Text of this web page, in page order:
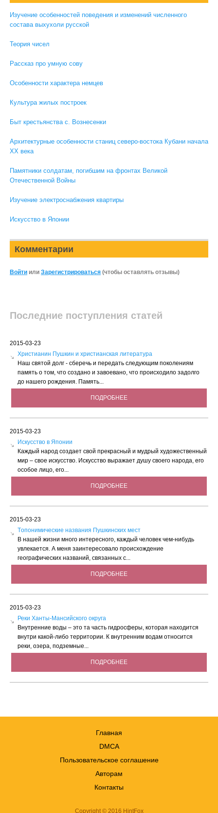
Изучение особенностей поведения и изменений численного
состава выхухоли русской
Теория чисел
Рассказ про умную сову
Особенности характера немцев
Культура жилых построек
Быт крестьянства с. Вознесенки
Архитектурные особенности станиц северо-востока Кубани начала
XX века
Памятники солдатам, погибшим на фронтах Великой
Отечественной Войны
Изучение электроснабжения квартиры
Искусство в Японии
Комментарии
Войти или Зарегистрироваться (чтобы оставлять отзывы)
Последние поступления статей
2015-03-23
Христианин Пушкин и христианская литература
Наш святой долг - сберечь и передать следующим поколениям
память о том, что создано и завоевано, что происходило задолго
до нашего рождения. Память...
ПОДРОБНЕЕ
2015-03-23
Искусство в Японии
Каждый народ создает свой прекрасный и мудрый художественный
мир – свое искусство. Искусство выражает душу своего народа, его
особое лицо, его...
ПОДРОБНЕЕ
2015-03-23
Tопонимические названия Пушкинских мест
В нашей жизни много интересного, каждый человек чем-нибудь
увлекается. А меня заинтересовало происхождение
географических названий, связанных с...
ПОДРОБНЕЕ
2015-03-23
Реки Ханты-Мансийского округа
Внутренние воды – это та часть гидросферы, которая находится
внутри какой-либо территории. К внутренним водам относится
реки, озера, подземные...
ПОДРОБНЕЕ
Copyright © 2016 HintFox
Главная
DMCA
Пользовательское соглашение
Авторам
Контакты